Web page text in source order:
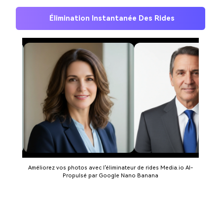
Élimination Instantanée Des Rides
Améliorez vos photos avec l'éliminateur de rides Media.io AI-
Propulsé par Google Nano Banana